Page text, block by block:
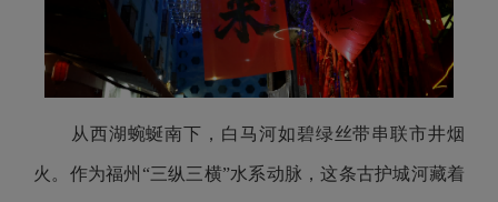
从西湖蜿蜒南下，白马河如碧绿丝带串联市井烟
火。作为福州“三纵三横”水系动脉，这条古护城河藏着